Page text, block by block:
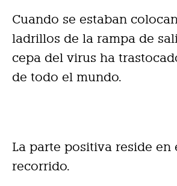
Cuando se estaban
ladrillos de la rampa de
cepa del virus ha
de todo el mundo.
La parte positiva reside en
recorrido.